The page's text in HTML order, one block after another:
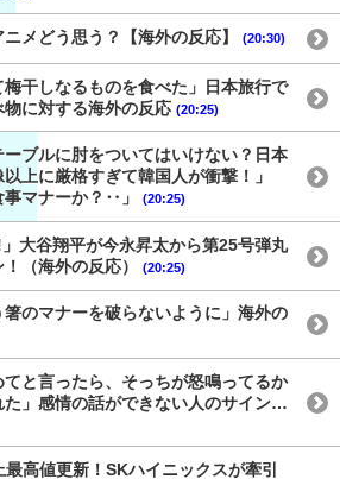
ニメどう思う？【海外の反応】 (20:30)
干しなるものを食べた」日本旅行で
に対する海外の反応 (20:25)
ブルに肘をついてはいけない？日本
上に厳格すぎて韓国人が衝撃！」
マナーか？‥」
(20:25)
大谷翔平が今永昇太から第25号弾丸
（海外の反応）
(20:25)
箸のマナーを破らないように」海外の
と言ったら、そっちが怒鳴ってるか
た」感情の話ができない人のサイン…
高値更新！SKハイニックスが牽引